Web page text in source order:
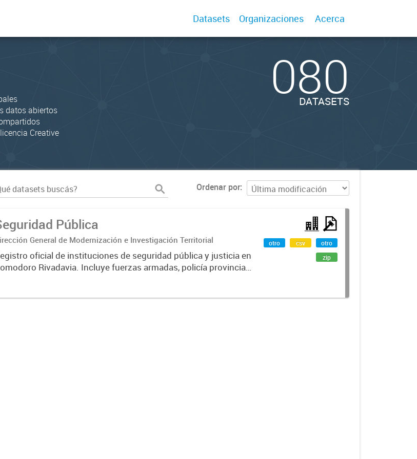
Datasets Organizaciones Acerca
datos abiertos
Creative
080
DATASETS
Ordenar por
Pública
General de Modernización e Investigación Territorial
oficial de instituciones de seguridad pública y justicia en
Rivadavia. Incluye fuerzas armadas, policía provincial,
otro csv
otro
zip